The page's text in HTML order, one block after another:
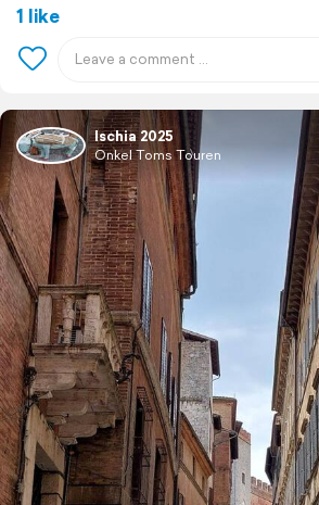
1 like
Ischia 2025
Onkel Toms Touren